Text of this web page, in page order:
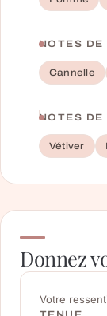
NOTES
Cannelle
NOTES DE
Vétiver
Donnez
Votre